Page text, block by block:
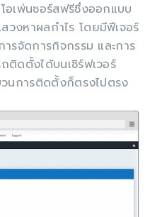
อเพ่นซอร์สฟรีซึ่งออกแบบ
วงหาผลกำไร โดยมีฟีเจอร์
รจัดการกิจกรรม และการ
ติดตั้งได้บนเซิร์ฟเวอร์
นการติดตั้งก็ตรงไปตรง